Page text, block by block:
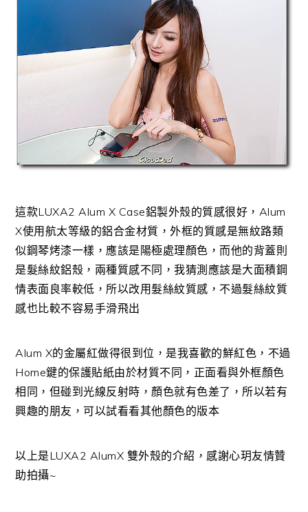
這款LUXA2 Alum X Case鋁製外殼的質感很好，Alum
X使用航太等級的鋁合金材質，外框的質感是無紋路類
似鋼琴烤漆一樣，應該是陽極處理顏色，而他的背蓋則
是髮絲紋鋁殼，兩種質感不同，我猜測應該是大面積鋼
情表面良率較低，所以改用髮絲紋質感，不過髮絲紋質
感也比較不容易手滑飛出
Alum X的金屬紅做得很到位，是我喜歡的鮮紅色，不過
Home鍵的保護貼紙由於材質不同，正面看與外框顏色
相同，但碰到光線反射時，顏色就有色差了，所以若有
興趣的朋友，可以試看看其他顏色的版本
以上是LUXA2 AlumX 雙外殼的介紹，感謝心玥友情贊
助拍攝~